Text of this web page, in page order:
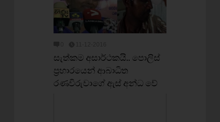
සැත්කම අසාර්ථකයි.. පොලිස්
ප‍්‍රහාරයෙන් ආබාධිත
රණවිරුවාගේ ඇස් අන්ධ වේ